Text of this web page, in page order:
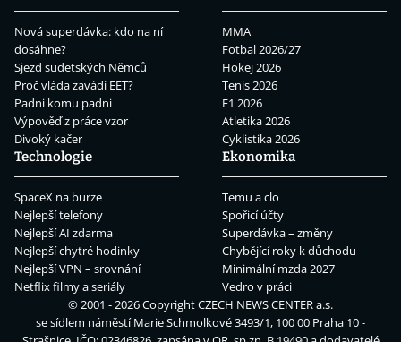
Nová superdávka: kdo na ní
dosáhne?
Sjezd sudetských Němců
Proč vláda zavádí EET?
Padni komu padni
Výpověď z práce vzor
Divoký kačer
MMA
Fotbal 2026/27
Hokej 2026
Tenis 2026
F1 2026
Atletika 2026
Cyklistika 2026
Technologie
SpaceX na burze
Nejlepší telefony
Nejlepší AI zdarma
Nejlepší chytré hodinky
Nejlepší VPN – srovnání
Netflix filmy a seriály
Ekonomika
Temu a clo
Spořicí účty
Superdávka – změny
Chybějící roky k důchodu
Minimální mzda 2027
Vedro v práci
© 2001 - 2026 CopyrightCZECH NEWS CENTER a.s.
se sídlem náměstí Marie Schmolkové 3493/1, 100 00 Praha 10 -